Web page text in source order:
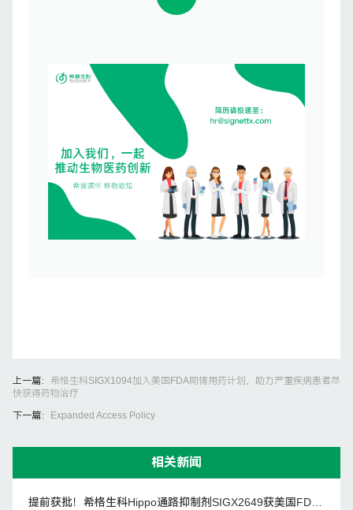
上一篇： 希格生科SIGX1094加入美国FDA同情用药计划，助力严重疾病患者尽
快获得药物治疗
下一篇： Expanded Access Policy
相关新闻
提前获批！希格生科Hippo通路抑制剂SIGX2649获美国FDA